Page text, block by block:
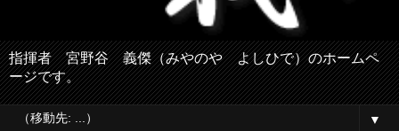
指揮者 宮野谷 義傑（みやのや よしひで）のホームペ
ージです。
▼